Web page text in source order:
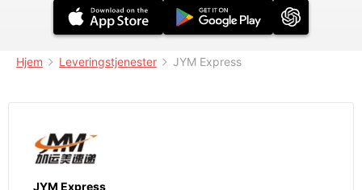
Hjem Leveringstjenester JYM Express
JYM Express